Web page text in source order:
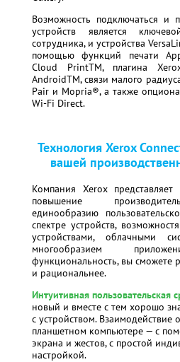
Возможность подключаться и
устройств является
сотрудника, и устройства
помощью функций печати
Cloud PrintTM, плагина
AndroidTM, связи малого
Pair и Mopria®, а также
Wi-Fi Direct.
Технология Xerox
вашей
Компания Xerox
повышение
единообразию
спектре устройств,
устройствами, облачными
многообразием
функциональность, вы сможете
и рациональнее.
Интуитивная пользовательская
новый и вместе с тем хорошо
с устройством. Взаимодействие
планшетном компьютере — с
экрана и жестов, с простой
настройкой.